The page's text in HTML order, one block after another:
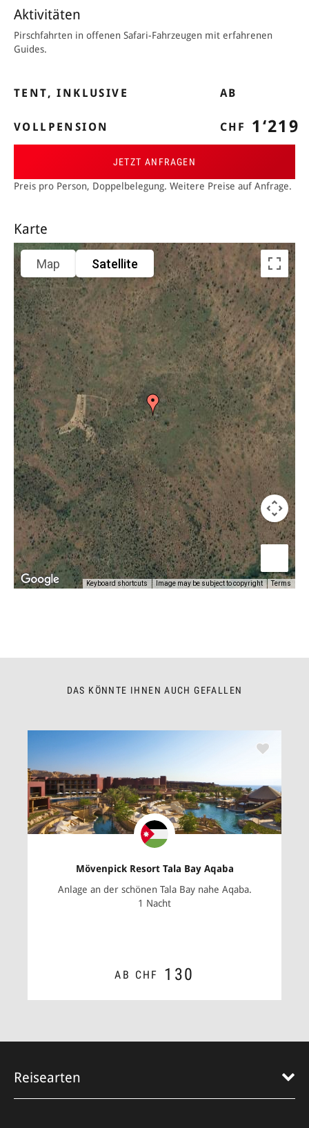
Aktivitäten
Pirschfahrten in offenen Safari­-Fahrzeugen mit erfahrenen
Guides.
TENT, INKLUSIVE
VOLLPENSION
AB
CHF 1‘219
JETZT ANFRAGEN
Preis pro Person, Doppelbelegung. Weitere Preise auf Anfrage.
Karte
Map Satellite
Keyboard shortcuts Image may be subject to copyright Terms
DAS KÖNNTE IHNEN AUCH GEFALLEN
Mövenpick Resort Tala Bay Aqaba
Anlage an der schönen Tala Bay nahe­ Aqaba.
1 Nacht
AB CHF 130
Reisearten